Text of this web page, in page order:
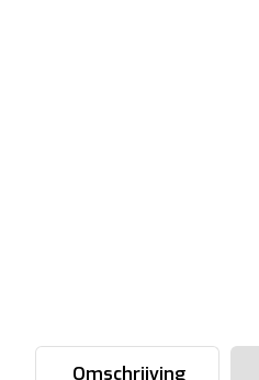
Omschrijving